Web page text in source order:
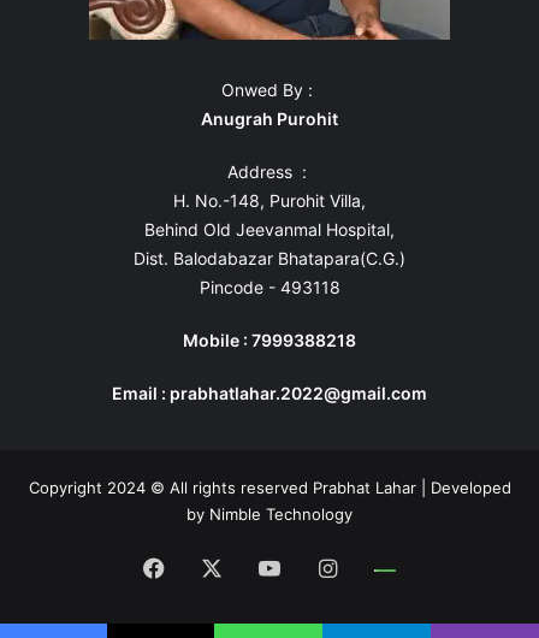
Onwed By :
Anugrah Purohit
Address :
H. No.-148, Purohit Villa,
Behind Old Jeevanmal Hospital,
Dist. Balodabazar Bhatapara(C.G.)
Pincode - 493118
Mobile : 7999388218
Email : prabhatlahar.2022@gmail.com
Copyright 2024 © All rights reserved Prabhat Lahar | Developed
by Nimble Technology
Facebook YouTubeInstagram